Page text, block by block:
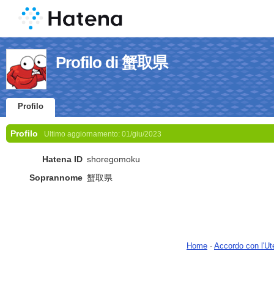
Profilo di 蟹取県
Profilo
Profilo Ultimo aggiornamento: 01/giu/2023
Hatena ID shoregomoku
Soprannome 蟹取県
Home - Accordo con